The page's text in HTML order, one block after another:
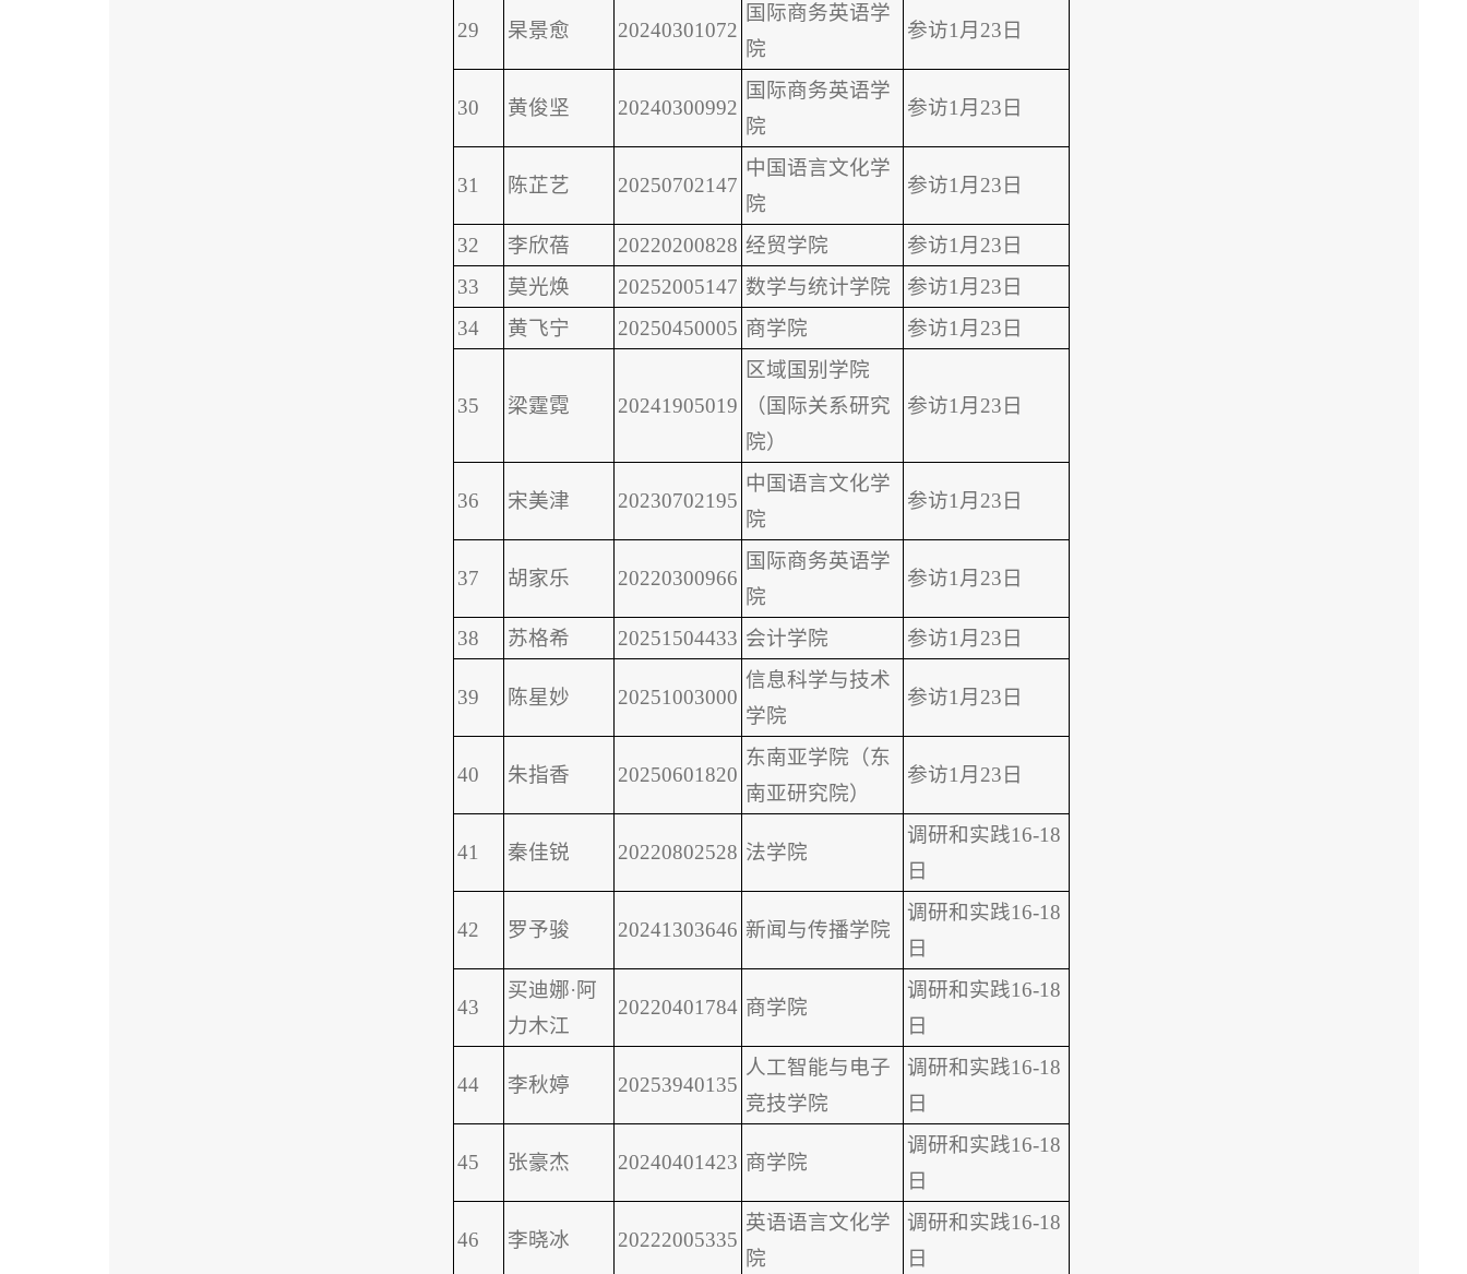
29 杲景愈 20240301072
国际商务英语学
院
参访1月23日
30 黄俊坚 20240300992
国际商务英语学
院
参访1月23日
31 陈芷艺 20250702147
中国语言文化学
院
参访1月23日
32 李欣蓓 20220200828 经贸学院
参访1月23日
33
莫光焕 20252005147 数学与统计学院
参访1月23日
34
黄飞宁 20250450005 商学院 参访1月23日
35 梁霆霓 20241905019
区域国别学院
（国际关系研究
院）
参访1月23日
36 宋美津 20230702195
中国语言文化学
院
参访1月23日
37 胡家乐 20220300966
国际商务英语学
院
参访1月23日
38 苏格希 20251504433 会计学院 参访1月23日
39 陈星妙 20251003000
信息科学与技术
学院
参访1月23日
40 朱指香 20250601820
东南亚学院（东
南亚研究院）
参访1月23日
41 秦佳锐 20220802528 法学院
调研和实践16-18
日
42 罗予骏 20241303646 新闻与传播学院
调研和实践16-18
日
43
买迪娜·阿
力木江
20220401784 商学院
调研和实践16-18
日
44 李秋婷 20253940135
人工智能与电子
竞技学院
调研和实践16-18
日
45 张豪杰 20240401423 商学院
调研和实践16-18
日
46 李晓冰 20222005335
英语语言文化学
院
调研和实践16-18
日